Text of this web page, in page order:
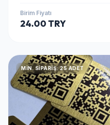
Birim Fiyatı
24.00 TRY
MIN. SIPARIŞ: 25 ADET